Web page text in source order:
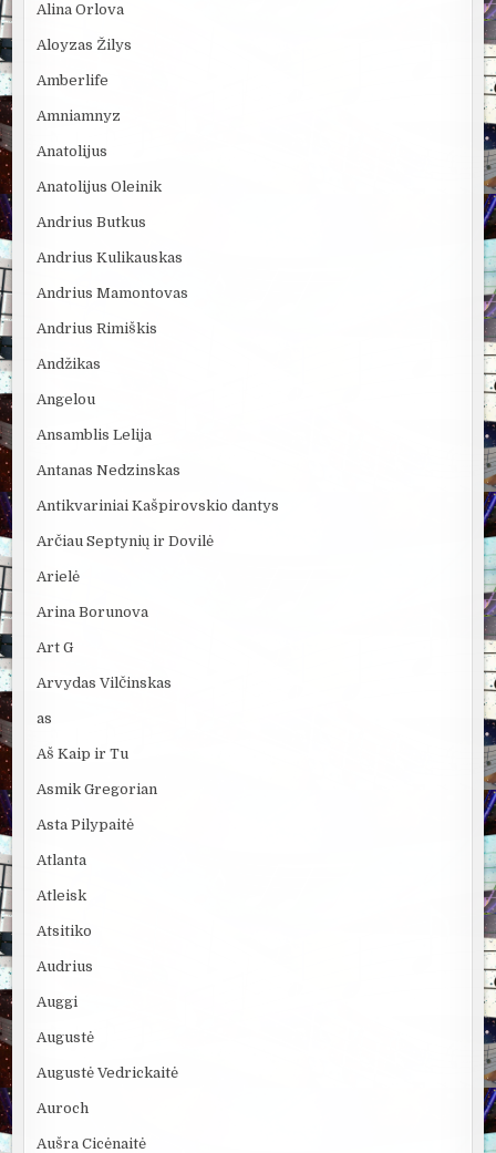
Alina Orlova
Aloyzas Žilys
Amberlife
Amniamnyz
Anatolijus
Anatolijus Oleinik
Andrius Butkus
Andrius Kulikauskas
Andrius Mamontovas
Andrius Rimiškis
Andžikas
Angelou
Ansamblis Lelija
Antanas Nedzinskas
Antikvariniai Kašpirovskio dantys
Arčiau Septynių ir Dovilė
Arielė
Arina Borunova
Art G
Arvydas Vilčinskas
as
Aš Kaip ir Tu
Asmik Gregorian
Asta Pilypaitė
Atlanta
Atleisk
Atsitiko
Audrius
Auggi
Augustė
Augustė Vedrickaitė
Auroch
Aušra Cicėnaitė